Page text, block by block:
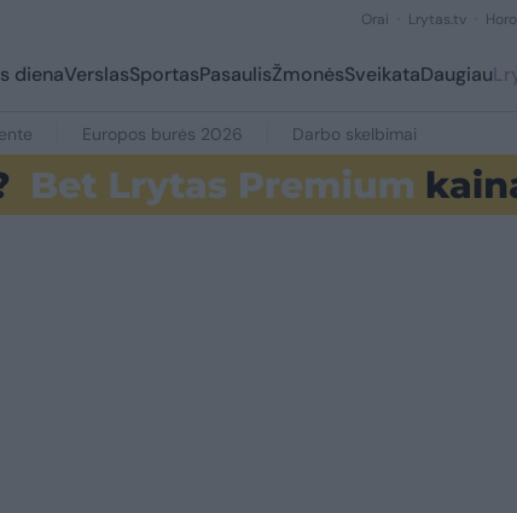
Orai Lrytas.tv
dienaVerslasSportasPasaulisŽmonėsSveikataDaugiau
Europos burės 2026 Darbo skelbimai